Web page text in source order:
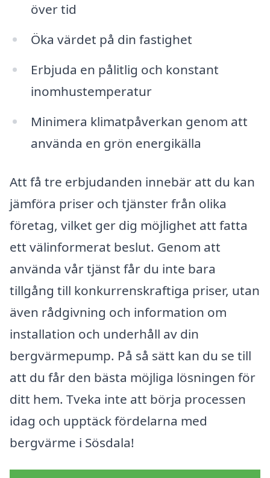
över tid
Öka värdet på din fastighet
Erbjuda en pålitlig och konstant
inomhustemperatur
Minimera klimatpåverkan genom att
använda en grön energikälla
Att få tre erbjudanden innebär att du kan
jämföra priser och tjänster från olika
företag, vilket ger dig möjlighet att fatta
ett välinformerat beslut. Genom att
använda vår tjänst får du inte bara
tillgång till konkurrenskraftiga priser, utan
även rådgivning och information om
installation och underhåll av din
bergvärmepump. På så sätt kan du se till
att du får den bästa möjliga lösningen för
ditt hem. Tveka inte att börja processen
idag och upptäck fördelarna med
bergvärme i Sösdala!